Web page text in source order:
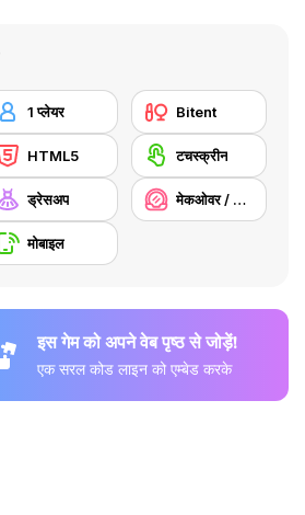
1 प्लेयर Bitent
HTML5 टचस्क्रीन
ड्रेसअप मेकओवर / मेकअप
मोबाइल
इस गेम को अपने वेब पृष्ठ से जोड़ें!
एक सरल कोड लाइन को एम्बेड करके